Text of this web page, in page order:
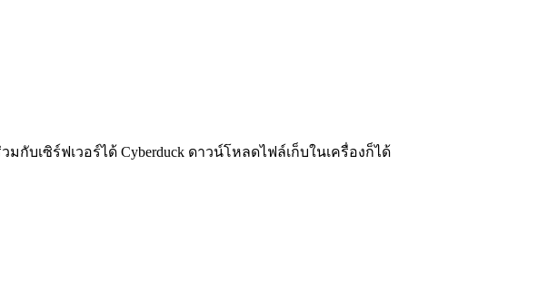
บเซิร์ฟเวอร์ได้ Cyberduck ดาวน์โหลดไฟล์เก็บในเครื่องก็ได้